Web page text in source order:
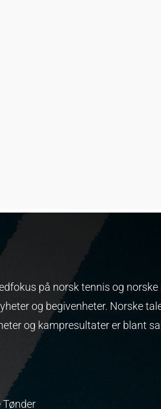
på norsk tennis og
og begivenheter. Norske
og kampresultater er blant
Tønder